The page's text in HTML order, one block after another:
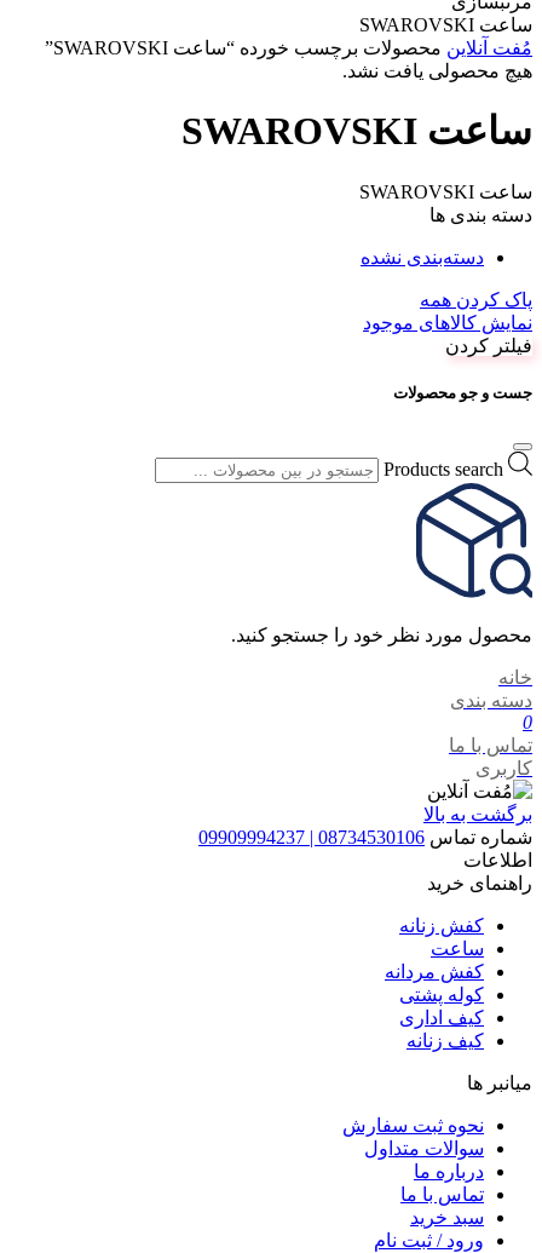
ساعت SWAROVSKI
مُفت آنلاین محصولات برچسب خورده “ساعت SWAROVSKI”
هیچ محصولی یافت نشد.
ساعت SWAROVSKI
ساعت SWAROVSKI
دسته بندی ها
دسته‌بندی نشده
پاک کردن همه
نمایش کالاهای موجود
فیلتر کردن
جست و جو محصولات
Products search
محصول مورد نظر خود را جستجو کنید.
خانه
دسته بندی
0
تماس با ما
کاربری
برگشت به بالا
شماره تماس 08734530106 | 09909994237
اطلاعات
راهنمای خرید
کفش زنانه
ساعت
کفش مردانه
کوله پشتی
کیف اداری
کیف زنانه
میانبر ها
نحوه ثبت سفارش
سوالات متداول
درباره ما
تماس با ما
سبد خرید
ورود / ثبت نام